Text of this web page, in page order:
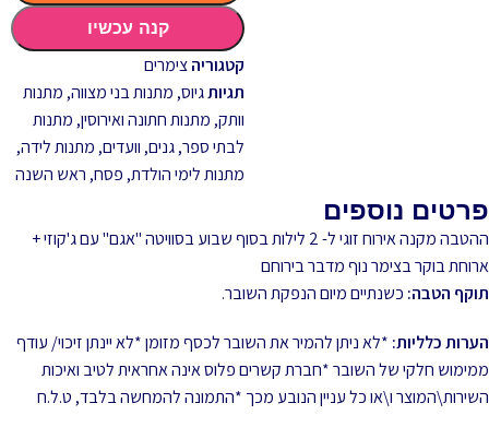
קנה עכשיו
קטגוריהצימרים
תגיותגיוס, מתנות בני מצווה, מתנות
וותק, מתנות חתונה ואירוסין, מתנות
לבתי ספר, גנים, וועדים, מתנות לידה,
מתנות לימי הולדת, פסח, ראש השנה
פרטים נוספים
ההטבה מקנה אירוח זוגי ל- 2 לילות בסוף שבוע בסוויטה "אגם" עם ג'קוזי +
ארוחת בוקר בצימר נוף מדבר בירוחם
תוקף הטבה: כשנתיים מיום הנפקת השובר.
הערות כלליות: *לא ניתן להמיר את השובר לכסף מזומן *לא יינתן זיכוי/ עודף
ממימוש חלקי של השובר *חברת קשרים פלוס אינה אחראית לטיב ואיכות
השירות\המוצר ו\או כל עניין הנובע מכך *התמונה להמחשה בלבד, ט.ל.ח